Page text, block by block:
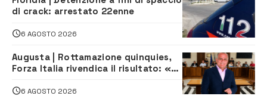
di crack: arrestato 22enne
6 AGOSTO 2026
Augusta | Rottamazione quinquies,
Forza Italia rivendica il risultato: «La
6 AGOSTO 2026